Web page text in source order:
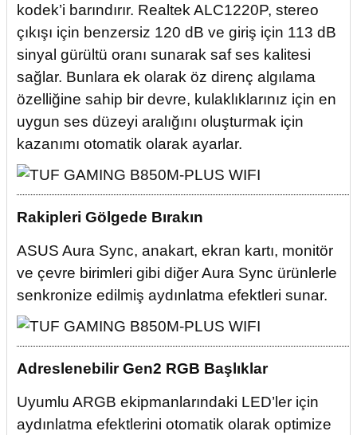
kodek’i barındırır. Realtek ALC1220P, stereo
çıkışı için benzersiz 120 dB ve giriş için 113 dB
sinyal gürültü oranı sunarak saf ses kalitesi
sağlar. Bunlara ek olarak öz direnç algılama
özelliğine sahip bir devre, kulaklıklarınız için en
uygun ses düzeyi aralığını oluşturmak için
kazanımı otomatik olarak ayarlar.
Rakipleri Gölgede Bırakın
ASUS Aura Sync, anakart, ekran kartı, monitör
ve çevre birimleri gibi diğer Aura Sync ürünlerle
senkronize edilmiş aydınlatma efektleri sunar.
Adreslenebilir Gen2 RGB Başlıklar
Uyumlu ARGB ekipmanlarındaki LED’ler için
aydınlatma efektlerini otomatik olarak optimize